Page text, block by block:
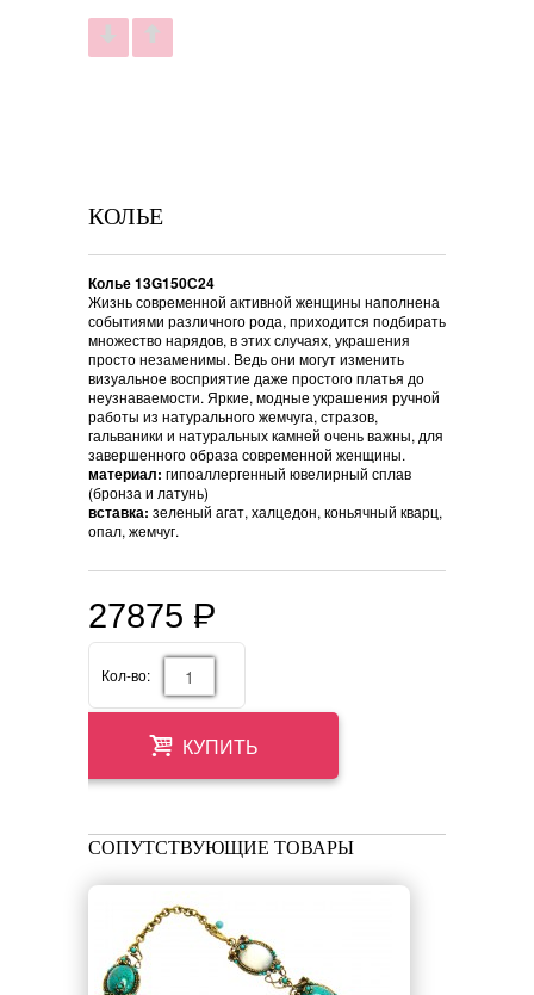
КОЛЬЕ
Колье 13G150С24
Жизнь современной активной женщины наполнена
событиями различного рода, приходится подбирать
множество нарядов, в этих случаях, украшения
просто незаменимы. Ведь они могут изменить
визуальное восприятие даже простого платья до
неузнаваемости. Яркие, модные украшения ручной
работы из натурального жемчуга, стразов,
гальваники и натуральных камней очень важны, для
завершенного образа современной женщины.
материал: гипоаллергенный ювелирный сплав
(бронза и латунь)
вставка: зеленый агат, халцедон, коньячный кварц,
опал, жемчуг.
27875 =
P
Кол-во:
КУПИТЬ
СОПУТСТВУЮЩИЕ ТОВАРЫ